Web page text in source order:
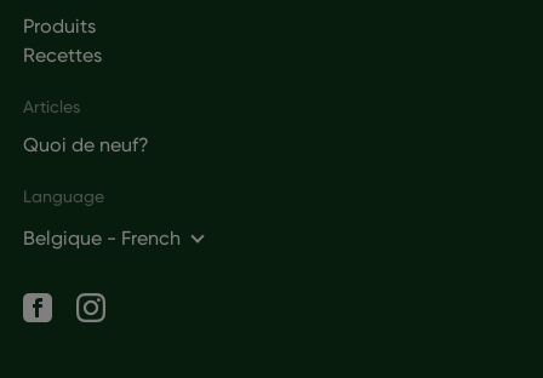
Produits
Recettes
Articles
Quoi de neuf?
Language
Belgique - French